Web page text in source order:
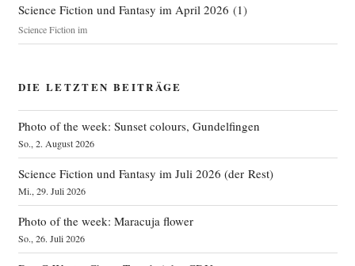
Science Fiction und Fantasy im April 2026 (1)
Science Fiction im
DIE LETZTEN BEITRÄGE
Photo of the week: Sunset colours, Gundelfingen
So., 2. August 2026
Science Fiction und Fantasy im Juli 2026 (der Rest)
Mi., 29. Juli 2026
Photo of the week: Maracuja flower
So., 26. Juli 2026